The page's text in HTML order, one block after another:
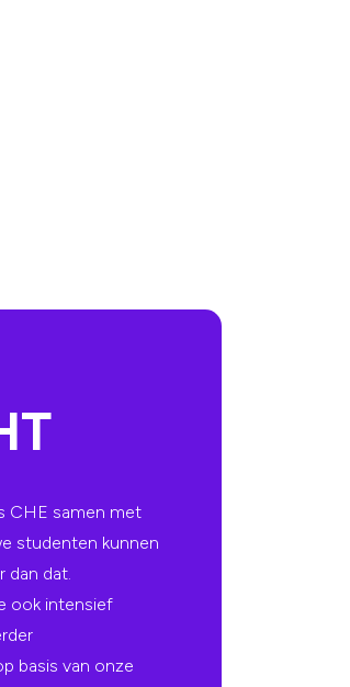
CHE samen met
studenten kunnen
dan dat.
ook intensief
basis van onze